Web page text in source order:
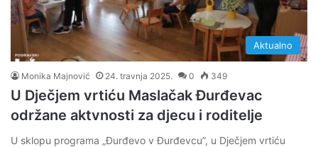
Aktualno
Monika Majnović 24. travnja 2025. 0 349
U Dječjem vrtiću Maslačak Đurđevac
održane aktvnosti za djecu i roditelje
U sklopu programa „Đurđevo v Đurđevcu”, u Dječjem vrtiću